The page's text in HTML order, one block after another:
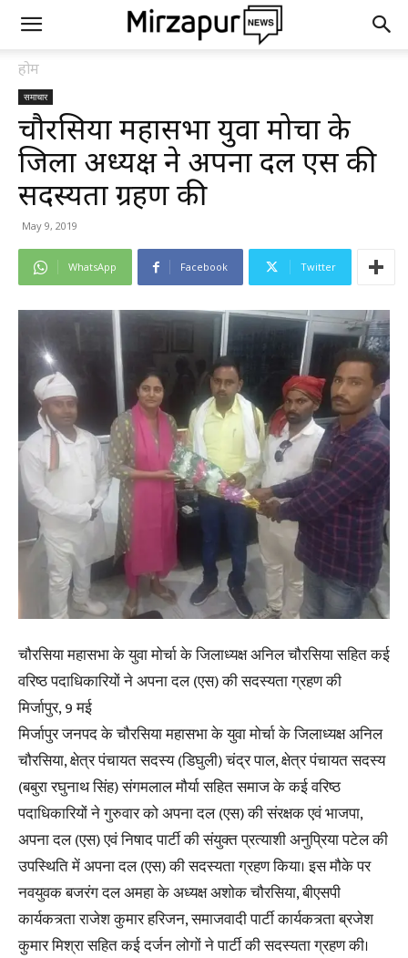
होम
समाचार
चौरसिया महासभा युवा मोर्चा के
जिला अध्यक्ष ने अपना दल एस की
सदस्यता ग्रहण की
May 9, 2019
WhatsApp Facebook Twitter
चौरसिया महासभा के युवा मोर्चा के जिलाध्यक्ष अनिल चौरसिया सहित कई
वरिष्ठ पदाधिकारियों ने अपना दल (एस) की सदस्यता ग्रहण की
मिर्जापुर, 9 मई
मिर्जापुर जनपद के चौरसिया महासभा के युवा मोर्चा के जिलाध्यक्ष अनिल
चौरसिया, क्षेत्र पंचायत सदस्य (डिघुली) चंद्र पाल, क्षेत्र पंचायत सदस्य
(बबुरा रघुनाथ सिंह) संगमलाल मौर्या सहित समाज के कई वरिष्ठ
पदाधिकारियों ने गुरुवार को अपना दल (एस) की संरक्षक एवं भाजपा,
अपना दल (एस) एवं निषाद पार्टी की संयुक्त प्रत्याशी अनुप्रिया पटेल की
उपस्थिति में अपना दल (एस) की सदस्यता ग्रहण किया। इस मौके पर
नवयुवक बजरंग दल अमहा के अध्यक्ष अशोक चौरसिया, बीएसपी
कार्यकत्र्ता राजेश कुमार हरिजन, समाजवादी पार्टी कार्यकत्र्ता ब्रजेश
कुमार मिश्रा सहित कई दर्जन लोगों ने पार्टी की सदस्यता ग्रहण की।